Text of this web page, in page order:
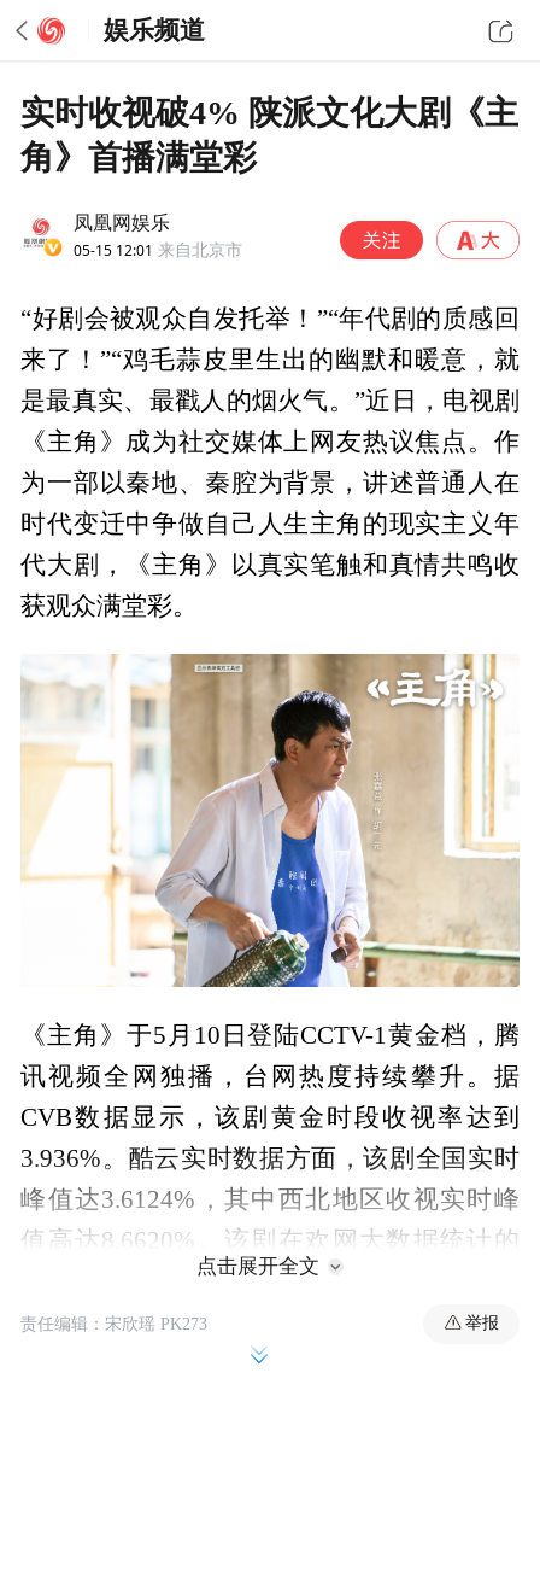
娱乐频道
实时收视破4% 陕派文化大剧《主
角》首播满堂彩
凤凰网娱乐
05-15 12:01 来自北京市
“好剧会被观众自发托举！”“年代剧的质感回
来了！”“鸡毛蒜皮里生出的幽默和暖意，就
是最真实、最戳人的烟火气。”近日，电视剧
《主角》成为社交媒体上网友热议焦点。作
为一部以秦地、秦腔为背景，讲述普通人在
时代变迁中争做自己人生主角的现实主义年
代大剧，《主角》以真实笔触和真情共鸣收
获观众满堂彩。
《主角》于5月10日登陆CCTV-1黄金档，腾
讯视频全网独播，台网热度持续攀升。据
CVB数据显示，该剧黄金时段收视率达到
3.936%。酷云实时数据方面，该剧全国实时
峰值达3.6124%，其中西北地区收视实时峰
值高达8.6620%。该剧在欢网大数据统计的
实时收视峰值则达到4.4796%。此外，《主
角》在腾讯视频热度峰值为27045，跻身“爱
看俱乐部”，打破今年以来腾讯视频年代剧最
点击展开全文
责任编辑：宋欣瑶 PK273 举报